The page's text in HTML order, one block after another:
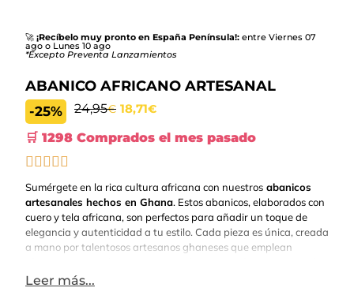
🚀 ¡Recíbelo muy pronto en España Península!: entre Viernes 07
ago o Lunes 10 ago
*Excepto Preventa Lanzamientos
ABANICO AFRICANO ARTESANAL
-25% 24,95€ 18,71€
🛒 1298 Comprados el mes pasado
Sumérgete en la rica cultura africana con nuestros abanicos
artesanales hechos en Ghana. Estos abanicos, elaborados con
cuero y tela africana, son perfectos para añadir un toque de
elegancia y autenticidad a tu estilo. Cada pieza es única, creada
a mano por talentosos artesanos ghaneses que emplean
Leer más...